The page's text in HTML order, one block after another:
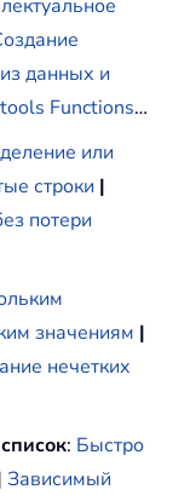
данных и
Functions…
или
строки |
потери
значениям |
нечетких
: Быстро
Зависимый